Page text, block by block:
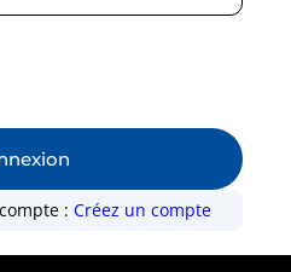
:Créez un compte